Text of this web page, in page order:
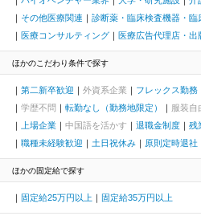
その他医療関連
診断薬・臨床検査機器・臨
医療コンサルティング
医療広告代理店・出
ほかのこだわり条件で探す
第二新卒歓迎 外資系企業 フレックス勤務
学歴不問
転勤なし（勤務地限定） 服装自
上場企業
中国語を活かす 退職金制度 残
職種未経験歓迎
土日祝休み 原則定時退社
ほかの固定給で探す
固定給25万円以上 固定給35万円以上